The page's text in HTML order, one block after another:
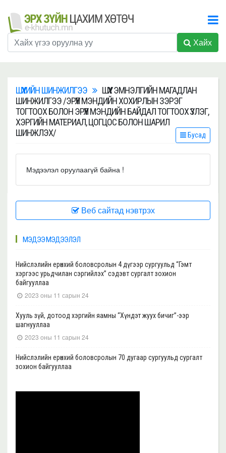
Хайх
ШҮҮХИЙН ШИНЖИЛГЭЭ
ШҮҮХ ЭМНЭЛГИЙН МАГАДЛАН
ШИНЖИЛГЭЭ /ЭРҮҮЛ МЭНДИЙН ХОХИРЛЫН ЗЭРЭГ
ТОГТООХ БОЛОН ЭРҮҮЛ МЭНДИЙН БАЙДАЛ ТОГТООХ ҮЗЛЭГ,
ХЭРГИЙН МАТЕРИАЛ, ЦОГЦОС БОЛОН ШАРИЛ
ШИНЖЛЭХ/
Бусад
Мэдээлэл оруулаагүй байна !
Веб сайтад нэвтрэх
МЭДЭЭ МЭДЭЭЛЭЛ
Нийслэлийн ерөнхий боловсролын 4 дүгээр сургуульд “Гэмт
хэргээс урьдчилан сэргийлэх” сэдэвт сургалт зохион
байгууллаа
2023 оны 11 сарын 24
Хууль зүй, дотоод хэргийн яамны “Хүндэт жуух бичиг”-ээр
шагнууллаа
2023 оны 11 сарын 24
Нийслэлийн ерөнхий боловсролын 70 дугаар сургуульд сургалт
зохион байгууллаа